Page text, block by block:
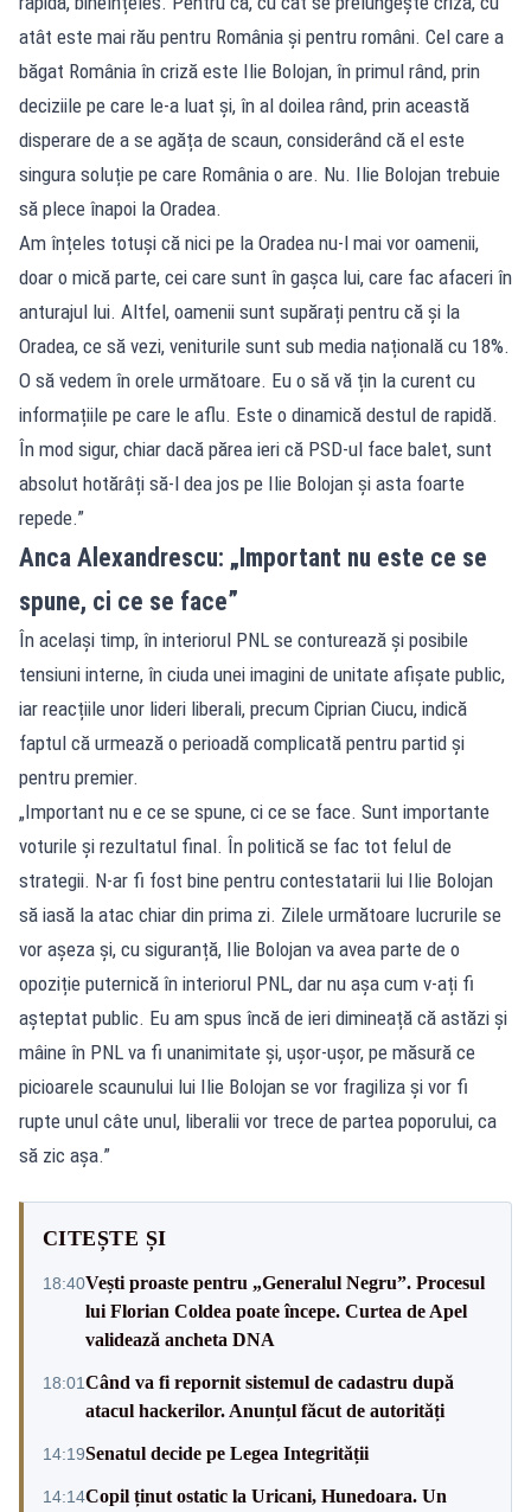
atât este mai rău pentru România și pentru români. Cel care a
băgat România în criză este Ilie Bolojan, în primul rând, prin
deciziile pe care le-a luat și, în al doilea rând, prin această
disperare de a se agăța de scaun, considerând că el este
singura soluție pe care România o are. Nu. Ilie Bolojan trebuie
să plece înapoi la Oradea.
Am înțeles totuși că nici pe la Oradea nu-l mai vor oamenii,
doar o mică parte, cei care sunt în gașca lui, care fac afaceri în
anturajul lui. Altfel, oamenii sunt supărați pentru că și la
Oradea, ce să vezi, veniturile sunt sub media națională cu 18%.
O să vedem în orele următoare. Eu o să vă țin la curent cu
informațiile pe care le aflu. Este o dinamică destul de rapidă.
În mod sigur, chiar dacă părea ieri că PSD-ul face balet, sunt
absolut hotărâți să-l dea jos pe Ilie Bolojan și asta foarte
repede.”
Anca Alexandrescu: „Important nu este ce se
spune, ci ce se face”
În același timp, în interiorul PNL se conturează și posibile
tensiuni interne, în ciuda unei imagini de unitate afișate public,
iar reacțiile unor lideri liberali, precum Ciprian Ciucu, indică
faptul că urmează o perioadă complicată pentru partid și
pentru premier.
„Important nu e ce se spune, ci ce se face. Sunt importante
voturile și rezultatul final. În politică se fac tot felul de
strategii. N-ar fi fost bine pentru contestatarii lui Ilie Bolojan
să iasă la atac chiar din prima zi. Zilele următoare lucrurile se
vor așeza și, cu siguranță, Ilie Bolojan va avea parte de o
opoziție puternică în interiorul PNL, dar nu așa cum v-ați fi
așteptat public. Eu am spus încă de ieri dimineață că astăzi și
mâine în PNL va fi unanimitate și, ușor-ușor, pe măsură ce
picioarele scaunului lui Ilie Bolojan se vor fragiliza și vor fi
rupte unul câte unul, liberalii vor trece de partea poporului, ca
să zic așa.”
CITEȘTE ȘI
18:40Vești proaste pentru „Generalul Negru”. Procesul
lui Florian Coldea poate începe. Curtea de Apel
validează ancheta DNA
18:01Când va fi repornit sistemul de cadastru după
atacul hackerilor. Anunțul făcut de autorități
14:19Senatul decide pe Legea Integrității
14:14Copil ținut ostatic la Uricani, Hunedoara. Un